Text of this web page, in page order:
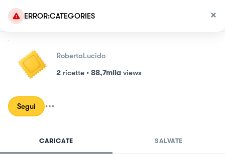
ERROR:CATEGORIES
RobertaLucido
2 ricette • 88,7mila views
Segui
CARICATE SALVATE